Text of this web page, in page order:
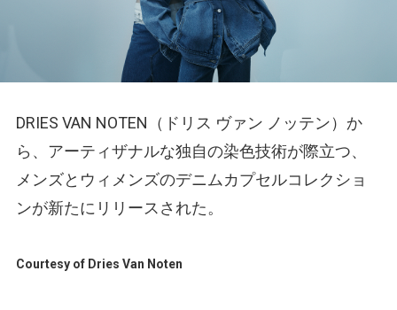
DRIES VAN NOTEN（ドリス ヴァン ノッテン）か
ら、アーティザナルな独自の染色技術が際立つ、
メンズとウィメンズのデニムカプセルコレクショ
ンが新たにリリースされた。
Courtesy of Dries Van Noten